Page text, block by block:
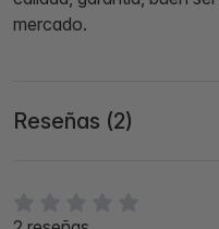
mercado.
Reseñas (2)